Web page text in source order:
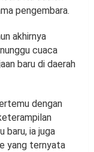
pengembara.
akhirnya
cuaca
baru di daerah
dengan
baru, ia juga
yang ternyata